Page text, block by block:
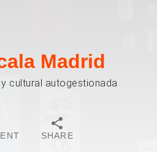
Madrid
cultural autogestionada
SHARE